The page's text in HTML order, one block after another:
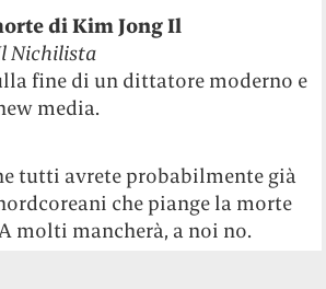
di Kim Jong Il
Nichilista
fine di un dittatore moderno e
media.
tutti avrete probabilmente già
che piange la morte
molti mancherà, a noi no.